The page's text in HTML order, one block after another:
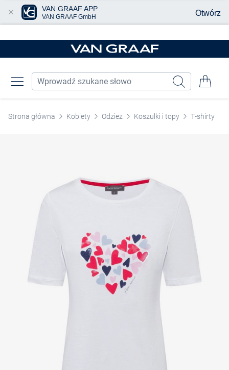
Strona główna Kobiety Odzież Koszulki i topy T-shirty
VAN GRAAF APP
VAN GRAAF GmbH Otwórz